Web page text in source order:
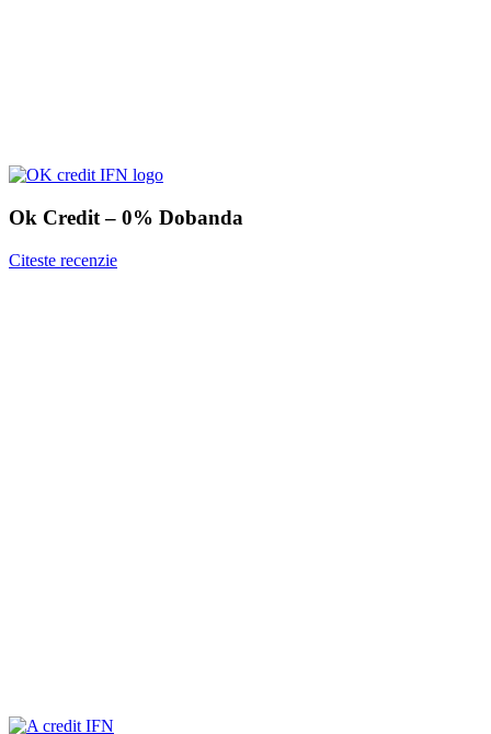
Ok Credit – 0% Dobanda
Citeste recenzie